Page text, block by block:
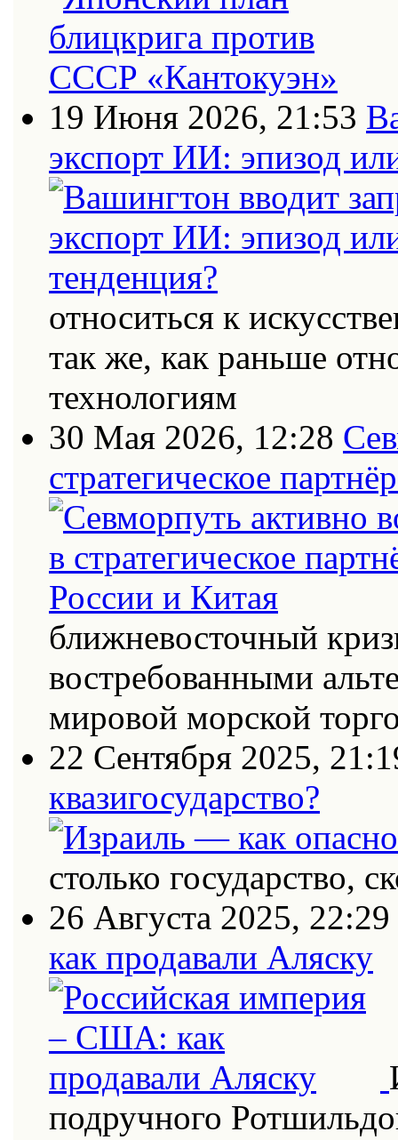
19 Июня 2026, 21:53
экспорт ИИ: эпизод
относиться к
так же, как раньше
технологиям
30 Мая 2026, 12:28
стратегическое
ближневосточный
востребованными
мировой морской
22 Сентября 2025,
квазигосударство?
столько государство,
26 Августа 2025, 22:29
как продавали Аляску
подручного